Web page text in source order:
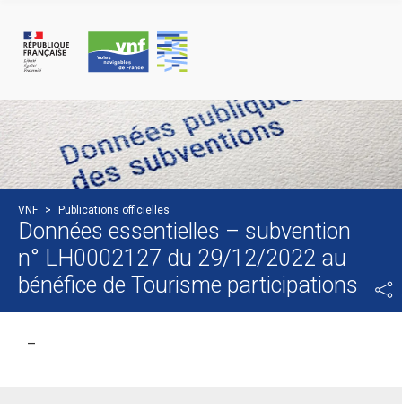
VNF > Publications officielles
Données essentielles – subvention
n° LH0002127 du 29/12/2022 au
bénéfice de Tourisme participations
–